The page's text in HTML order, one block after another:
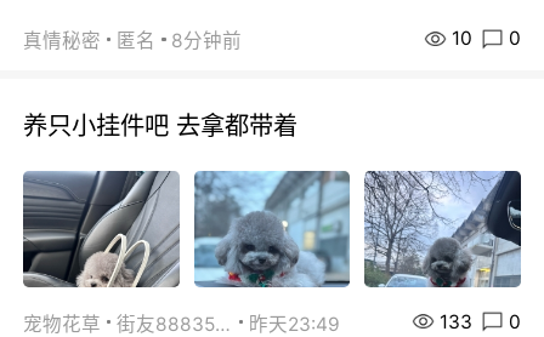
真情秘密 匿名 8分钟前 10 0
养只小挂件吧 去拿都带着
宠物花草 街友88835518 昨天23:49 133 0